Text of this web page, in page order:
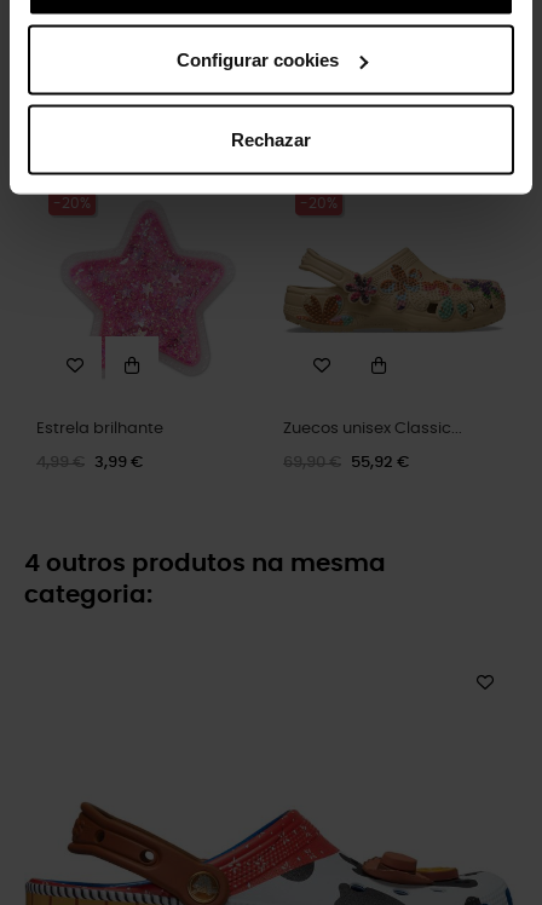
Configurar cookies
Rechazar
Chinelos Crocband™ U
Sandálias unissex Mega
-20%
Estrela brilhante
4,99 € 3,99 €
-20%
Zuecos unisex Classic...
69,90 € 55,92 €
4 outros produtos na mesma
categoria: